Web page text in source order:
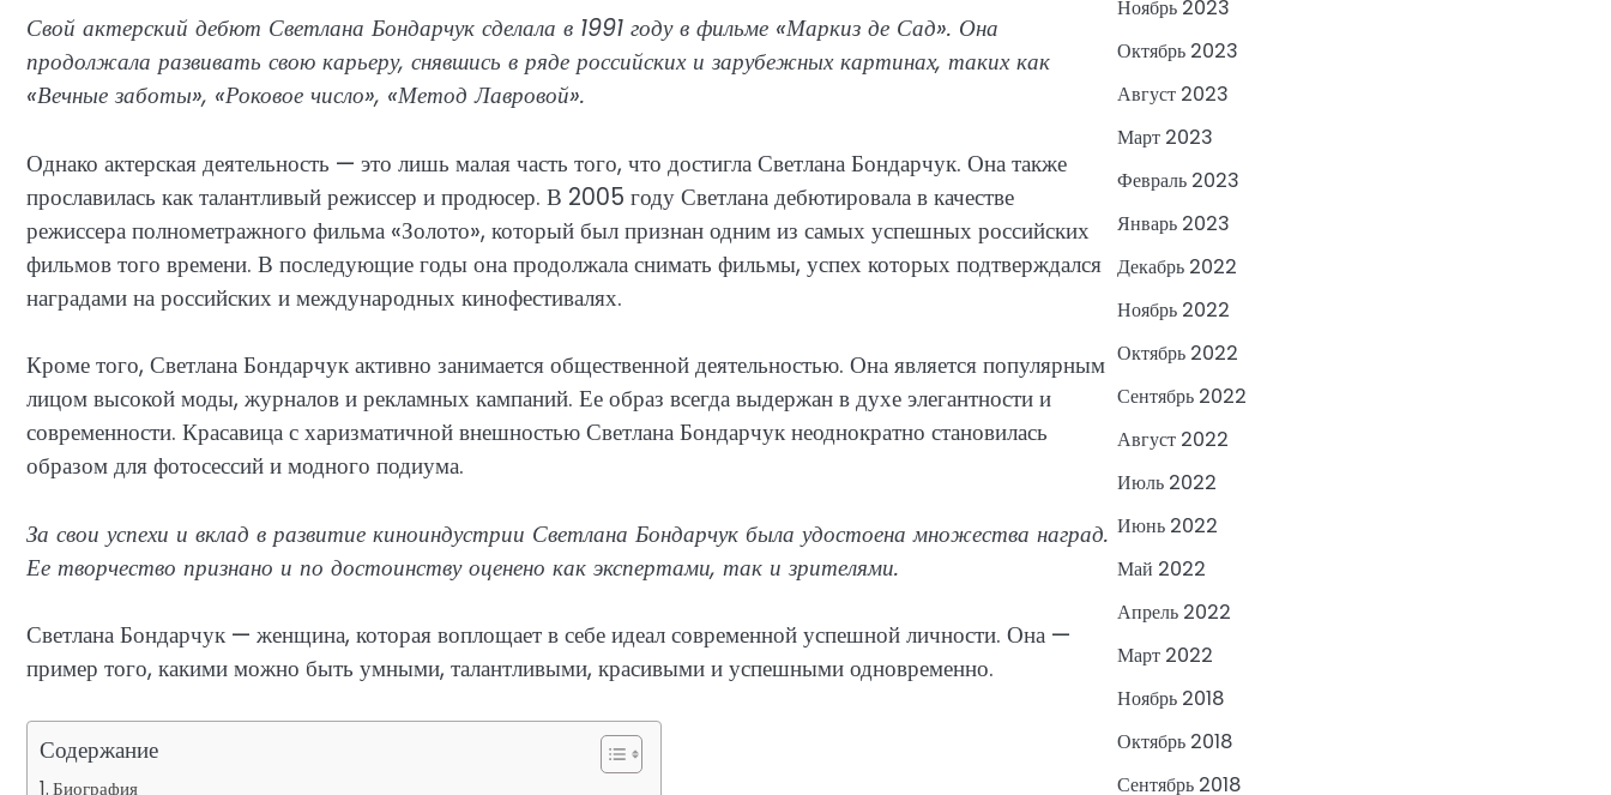
Свой актерский дебют Светлана Бондарчук сделала в 1991 году в фильме «Маркиз де Сад». Она
продолжала развивать свою карьеру, снявшись в ряде российских и зарубежных картинах, таких как
«Вечные заботы», «Роковое число», «Метод Лавровой».
Однако актерская деятельность — это лишь малая часть того, что достигла Светлана Бондарчук. Она также
прославилась как талантливый режиссер и продюсер. В 2005 году Светлана дебютировала в качестве
режиссера полнометражного фильма «Золото», который был признан одним из самых успешных российских
фильмов того времени. В последующие годы она продолжала снимать фильмы, успех которых подтверждался
наградами на российских и международных кинофестивалях.
Кроме того, Светлана Бондарчук активно занимается общественной деятельностью. Она является популярным
лицом высокой моды, журналов и рекламных кампаний. Ее образ всегда выдержан в духе элегантности и
современности. Красавица с харизматичной внешностью Светлана Бондарчук неоднократно становилась
образом для фотосессий и модного подиума.
За свои успехи и вклад в развитие киноиндустрии Светлана Бондарчук была удостоена множества наград.
Ее творчество признано и по достоинству оценено как экспертами, так и зрителями.
Светлана Бондарчук — женщина, которая воплощает в себе идеал современной успешной личности. Она —
пример того, какими можно быть умными, талантливыми, красивыми и успешными одновременно.
Содержание
Биография
Ноябрь 2023
Октябрь 2023
Август 2023
Март 2023
Февраль 2023
Январь 2023
Декабрь 2022
Ноябрь 2022
Октябрь 2022
Сентябрь 2022
Август 2022
Июль 2022
Июнь 2022
Май 2022
Апрель 2022
Март 2022
Ноябрь 2018
Октябрь 2018
Сентябрь 2018